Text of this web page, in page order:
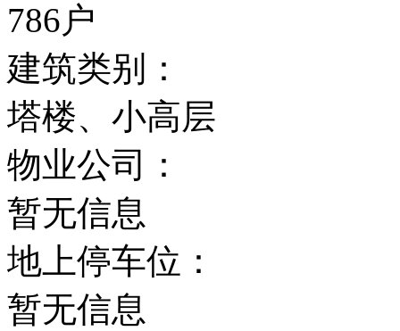
786户
建筑类别：
塔楼、小高层
物业公司：
暂无信息
地上停车位：
暂无信息